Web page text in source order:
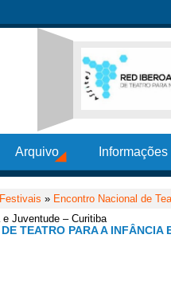
Arquivo
» Encontro Nacional de
Juventude – Curitiba
TEATRO PARA A INFÂNCIA